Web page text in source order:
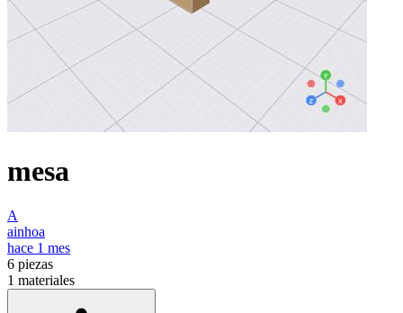
mesa
A
ainhoa
hace 1 mes
6 piezas
1 materiales